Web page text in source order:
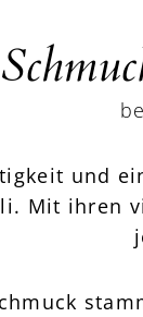
und
Mit ihren